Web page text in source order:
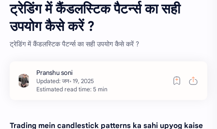
ट्रेडिंग में कैंडलस्टिक पैटर्न्स का सही
उपयोग कैसे करें ?
ट्रेडिंग में कैंडलस्टिक पैटर्न्स का सही उपयोग कैसे करें ?
Estimated read time: 5 min
Trading mein candlestick patterns ka sahi upyog kaise